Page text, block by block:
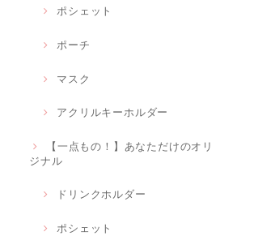
ポシェット
ポーチ
マスク
アクリルキーホルダー
【一点もの！】あなただけのオリ
ジナル
ドリンクホルダー
ポシェット